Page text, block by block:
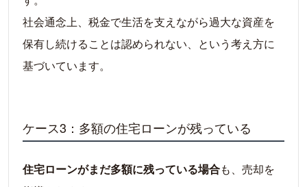
社会通念上、税金で生活を支えながら過大な資産を
保有し続けることは認められない、という考え方に
基づいています。
ケース3：多額の住宅ローンが残っている
住宅ローンがまだ多額に残っている場合も、売却を